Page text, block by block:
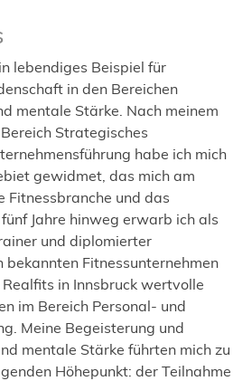
lebendiges Beispiel für
in den Bereichen
mentale Stärke. Nach meinem
Strategisches
habe ich mich
gewidmet, das mich am
Fitnessbranche und das
Jahre hinweg erwarb ich als
und diplomierter
Fitnessunternehmen
in Innsbruck wertvolle
im Bereich Personal- und
Meine Begeisterung und
mentale Stärke führten mich zu
Höhepunkt: der Teilnahme